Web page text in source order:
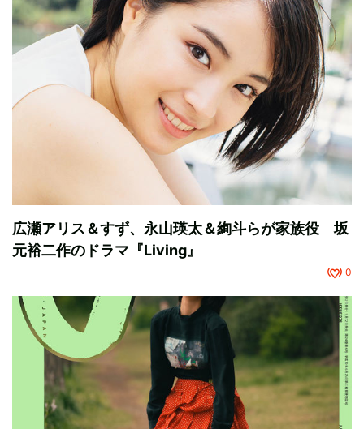
広瀬アリス＆すず、永山瑛太＆絢斗らが家族役 坂
元裕二作のドラマ『Living』
0